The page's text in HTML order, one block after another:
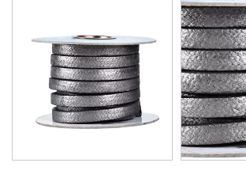
bekerja dengan baik dalam kondisi
di pabrik baja dan direkomendasikan
pembakaran tanur sembur di pabrik